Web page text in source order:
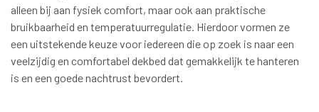
alleen bij aan fysiek comfort, maar ook aan praktische
bruikbaarheid en temperatuurregulatie. Hierdoor vormen ze
een uitstekende keuze voor iedereen die op zoek is naar een
veelzijdig en comfortabel dekbed dat gemakkelijk te hanteren
is en een goede nachtrust bevordert.